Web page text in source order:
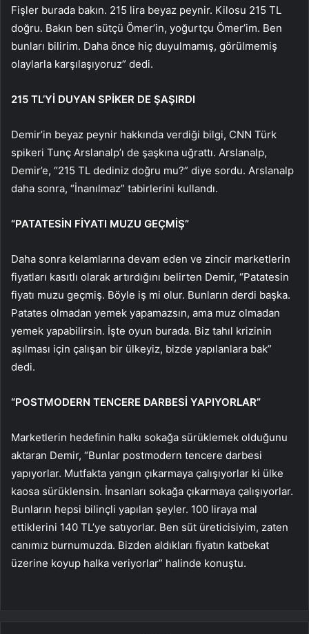
Fişler burada bakın. 215 lira beyaz peynir. Kilosu 215 TL
doğru. Bakın ben sütçü Ömer’in, yoğurtçu Ömer’im. Ben
bunları bilirim. Daha önce hiç duyulmamış, görülmemiş
olaylarla karşılaşıyoruz” dedi.
215 TL’Yİ DUYAN SPİKER DE ŞAŞIRDI
Demir’in beyaz peynir hakkında verdiği bilgi, CNN Türk
spikeri Tunç Arslanalp’ı de şaşkına uğrattı. Arslanalp,
Demir’e, “215 TL dediniz doğru mu?” diye sordu. Arslanalp
daha sonra, “İnanılmaz” tabirlerini kullandı.
“PATATESİN FİYATI MUZU GEÇMİŞ”
Daha sonra kelamlarına devam eden ve zincir marketlerin
fiyatları kasıtlı olarak artırdığını belirten Demir, “Patatesin
fiyatı muzu geçmiş. Böyle iş mi olur. Bunların derdi başka.
Patates olmadan yemek yapamazsın, ama muz olmadan
yemek yapabilirsin. İşte oyun burada. Biz tahıl krizinin
aşılması için çalışan bir ülkeyiz, bizde yapılanlara bak”
dedi.
“POSTMODERN TENCERE DARBESİ YAPIYORLAR”
Marketlerin hedefinin halkı sokağa sürüklemek olduğunu
aktaran Demir, “Bunlar postmodern tencere darbesi
yapıyorlar. Mutfakta yangın çıkarmaya çalışıyorlar ki ülke
kaosa sürüklensin. İnsanları sokağa çıkarmaya çalışıyorlar.
Bunların hepsi bilinçli yapılan şeyler. 100 liraya mal
ettiklerini 140 TL’ye satıyorlar. Ben süt üreticisiyim, zaten
canımız burnumuzda. Bizden aldıkları fiyatın katbekat
üzerine koyup halka veriyorlar” halinde konuştu.